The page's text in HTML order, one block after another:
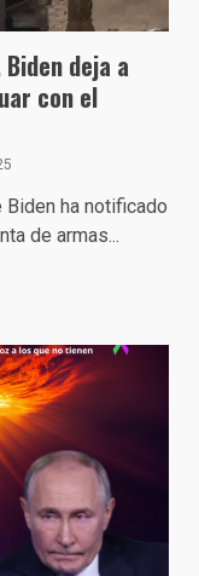
deja a
con el
ha notificado
de armas...